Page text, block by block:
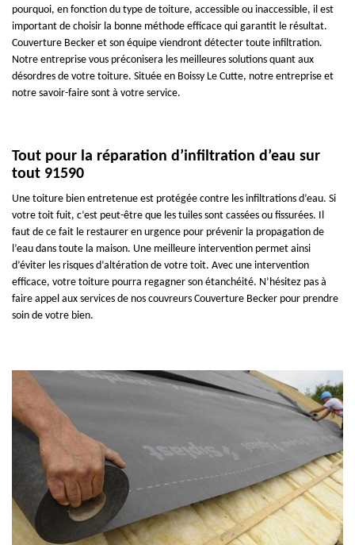
pourquoi, en fonction du type de toiture, accessible ou inaccessible, il est
important de choisir la bonne méthode efficace qui garantit le résultat.
Couverture Becker et son équipe viendront détecter toute infiltration.
Notre entreprise vous préconisera les meilleures solutions quant aux
désordres de votre toiture. Située en Boissy Le Cutte, notre entreprise et
notre savoir-faire sont à votre service.
Tout pour la réparation d’infiltration d’eau sur
tout 91590
Une toiture bien entretenue est protégée contre les infiltrations d’eau. Si
votre toit fuit, c’est peut-être que les tuiles sont cassées ou fissurées. Il
faut de ce fait le restaurer en urgence pour prévenir la propagation de
l’eau dans toute la maison. Une meilleure intervention permet ainsi
d’éviter les risques d’altération de votre toit. Avec une intervention
efficace, votre toiture pourra regagner son étanchéité. N’hésitez pas à
faire appel aux services de nos couvreurs Couverture Becker pour prendre
soin de votre bien.